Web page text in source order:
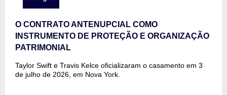
O CONTRATO ANTENUPCIAL COMO
INSTRUMENTO DE PROTEÇÃO E ORGANIZAÇÃO
PATRIMONIAL
Taylor Swift e Travis Kelce oficializaram o casamento em 3
de julho de 2026, em Nova York.